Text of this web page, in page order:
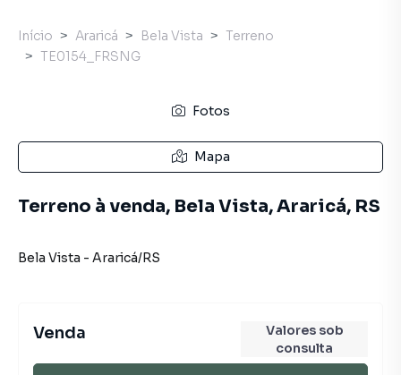
Início Araricá Bela Vista
Terreno
TE0154_FRSNG
Fotos
Mapa
Terreno à venda, Bela Vista, Araricá, RS
Bela Vista - Araricá/RS
Venda
Valores sob
consulta